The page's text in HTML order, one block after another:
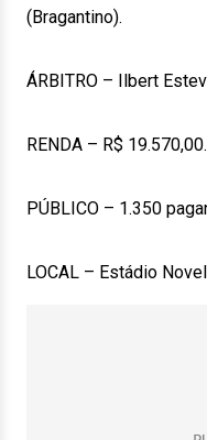
(Bragantino).
ÁRBITRO – Ilbert
RENDA – R$ 19.570,00.
PÚBLICO – 1.350
LOCAL – Estádio